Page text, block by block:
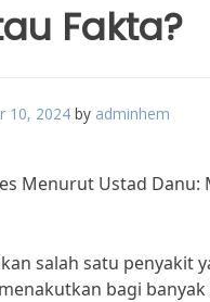
Fakta?
10, 2024 by adminhem
Menurut Ustad Danu:
salah satu penyakit
bagi